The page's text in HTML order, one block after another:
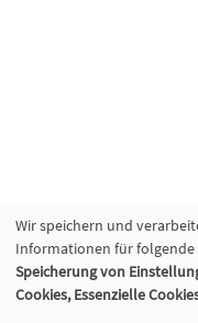
Wir speichern und
Informationen für folgende
Speicherung von
Cookies, Essenzielle